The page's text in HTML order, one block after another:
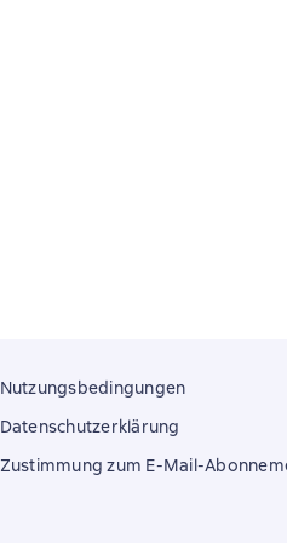
Nutzungsbedingungen
Datenschutzerklärung
Zustimmung zum E-Mail-